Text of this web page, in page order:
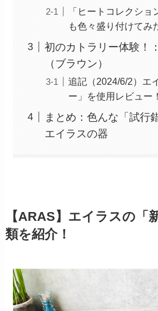
「ヒートコレクシ
も色々盛り付けてみ
初のカトラリー体験！
（ブラウン）
追記（2024/6/2）エ
ー」を使用レビュー！
まとめ：色んな「試行
エイラスの器
【ARAS】エイラスの「
類を紹介！